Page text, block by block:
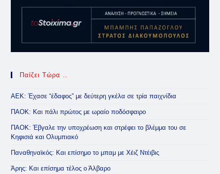
Παίζει Τώρα ..
ΑΕΚ: Έχασε “έδαφος” με δεύτερη γκέλα σε τρία παιχνίδια
ΠΑΟΚ: Και πάλι πρώτος με ωραίο ποδόσφαιρο
ΠΑΟΚ: Έβγαλε την υποχρέωση και στρέφει το βλέμμα του σε
Κηφισιά και Ολυμπιακό
Παναθηναϊκός: Και επίσημο το μπαμ με Χέιζ Ντέιβις
Άρης: Και επίσημα τέλος ο Άλβαρο